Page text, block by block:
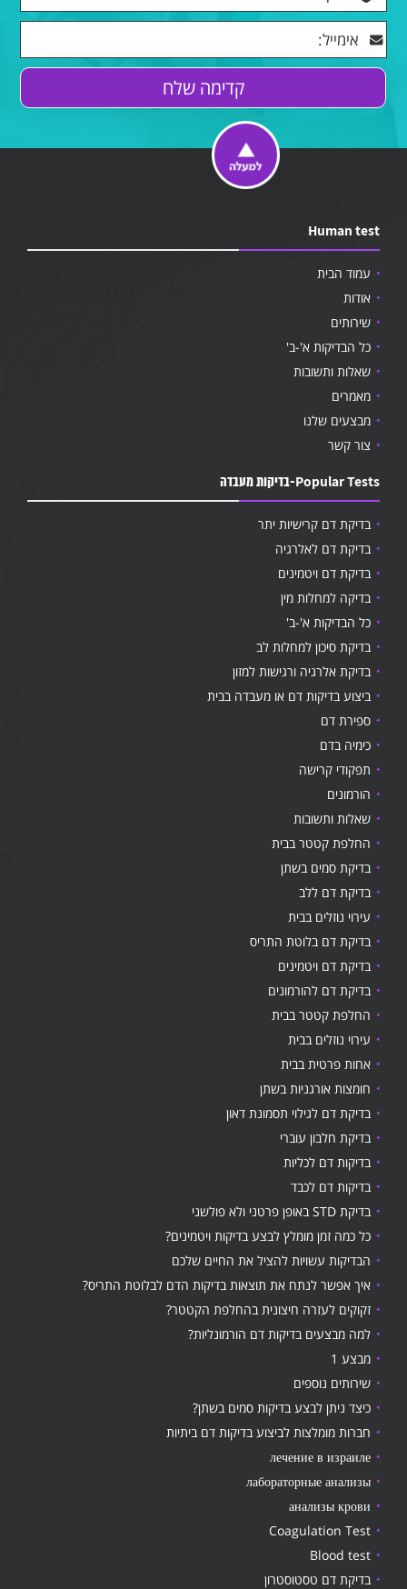
Human test
עמוד הבית
אודות
שירותים
כל הבדיקות א'-ב'
שאלות ותשובות
מאמרים
מבצעים שלנו
צור קשר
Popular Tests-בדיקות מעבדה
בדיקת דם קרישיות יתר
בדיקת דם לאלרגיה
בדיקת דם ויטמינים
בדיקה למחלות מין
כל הבדיקות א'-ב'
בדיקת סיכון למחלות לב
בדיקת אלרגיה ורגישות למזון
ביצוע בדיקות דם או מעבדה בבית
ספירת דם
כימיה בדם
תפקודי קרישה
הורמונים
שאלות ותשובות
החלפת קטטר בבית
בדיקת סמים בשתן
בדיקת דם ללב
עירוי נוזלים בבית
בדיקת דם בלוטת התריס
בדיקת דם ויטמינים
בדיקת דם להורמונים
החלפת קטטר בבית
עירוי נוזלים בבית
אחות פרטית בבית
חומצות אורגניות בשתן
בדיקת דם לגילוי תסמונת דאון
בדיקת חלבון עוברי
בדיקות דם לכליות
בדיקות דם לכבד
בדיקת STD באופן פרטני ולא פולשני
כל כמה זמן מומלץ לבצע בדיקות ויטמינים?
הבדיקות עשויות להציל את החיים שלכם
איך אפשר לנתח את תוצאות בדיקות הדם לבלוטת התריס?
זקוקים לעזרה חיצונית בהחלפת הקטטר?
למה מבצעים בדיקות דם הורמונליות?
מבצע 1
שירותים נוספים
כיצד ניתן לבצע בדיקות סמים בשתן?
חברות מומלצות לביצוע בדיקות דם ביתיות
лечение в израиле
лабораторные анализы
анализы крови
Coagulation Test
Blood test
בדיקת דם טסטוסטרון